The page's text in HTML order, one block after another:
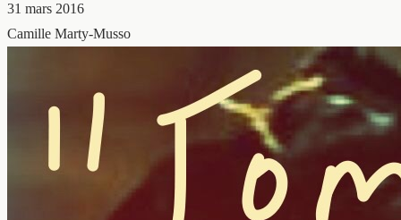
31 mars 2016
Camille Marty-Musso